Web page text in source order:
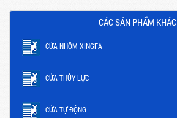
CÁC SẢN PHẨM KHÁC
CỬA NHÔM XINGFA
CỬA THỦY LỰC
CỬA TỰ ĐỘNG